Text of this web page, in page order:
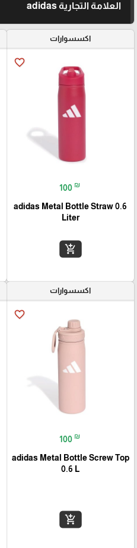
العلامة التجارية adidas
اكسسوارات
favorite_border
100 ₪
adidas Metal Bottle Straw 0.6
Liter
add_shopping_cart
اكسسوارات
favorite_border
100 ₪
adidas Metal Bottle Screw Top
0.6 L
add_shopping_cart